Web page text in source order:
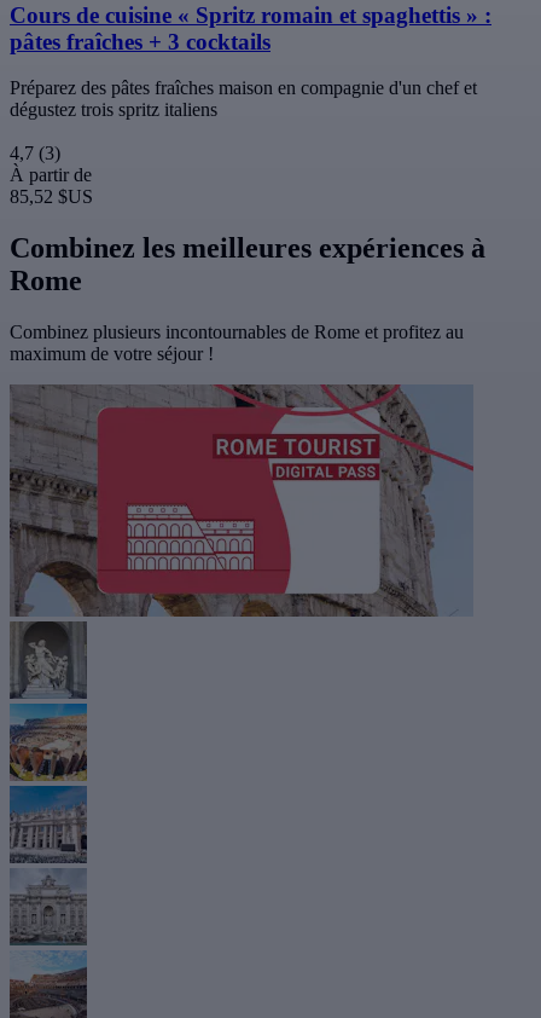
Cours de cuisine « Spritz romain et spaghettis » :
pâtes fraîches + 3 cocktails
Préparez des pâtes fraîches maison en compagnie d'un chef et
dégustez trois spritz italiens
4,7 (3)
À partir de
85,52 $US
Combinez les meilleures expériences à
Rome
Combinez plusieurs incontournables de Rome et profitez au
maximum de votre séjour !